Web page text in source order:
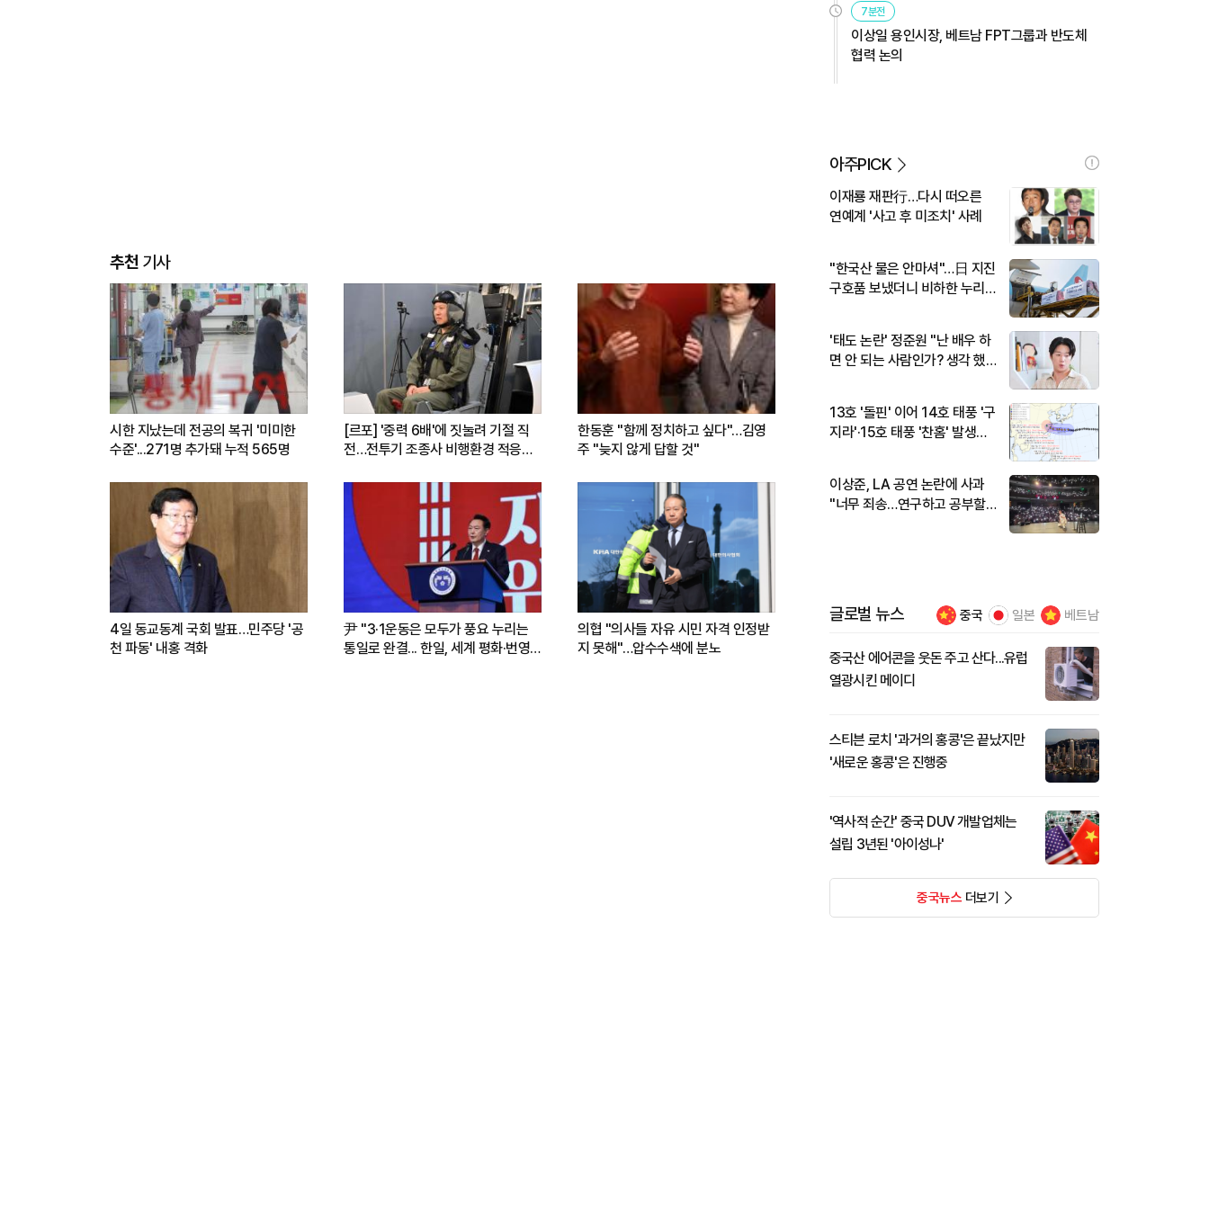
추천기사
시한 지났는데 전공의 복귀 '미미한
수준'...271명 추가돼 누적 565명
[르포] '중력 6배'에 짓눌려 기절 직
전…전투기 조종사 비행환경 적응훈
한동훈 "함께 정치하고 싶다"…김영
주 "늦지 않게 답할 것"
4일 동교동계 국회 발표…민주당 '공
천 파동' 내홍 격화
尹 "3·1운동은 모두가 풍요 누리는
통일로 완결... 한일, 세계 평화·번영
의협 "의사들 자유 시민 자격 인정받
지 못해"…압수수색에 분노
7분전
이상일 용인시장, 베트남 FPT그룹과 반도체
협력 논의
아주PICK
이재룡 재판行…다시 떠오른
연예계 '사고 후 미조치' 사례
"한국산 물은 안마셔"…日 지진
구호품 보냈더니 비하한 누리
'태도 논란' 정준원 "난 배우 하
면 안 되는 사람인가? 생각 했
13호 '돌핀' 이어 14호 태풍 '구
지라'·15호 태풍 '찬홈' 발생…
이상준, LA 공연 논란에 사과
"너무 죄송…연구하고 공부할
글로벌 뉴스 중국 일본 베트남
중국산 에어콘을 웃돈 주고 산다...유럽
열광시킨 메이디
스티븐 로치 '과거의 홍콩'은 끝났지만
'새로운 홍콩'은 진행중
'역사적 순간' 중국 DUV 개발업체는
설립 3년된 '아이성나'
중국뉴스더보기